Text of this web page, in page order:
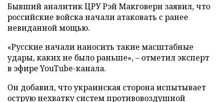
Бывший аналитик ЦРУ Рэй Макговерн заявил, что
российские войска начали атаковать с ранее
невиданной мощью.
«Русские начали наносить такие масштабные
удары, каких не было раньше», – отметил эксперт
в эфире YouTube-канала.
Он добавил, что украинская сторона испытывает
острую нехватку систем противовоздушной